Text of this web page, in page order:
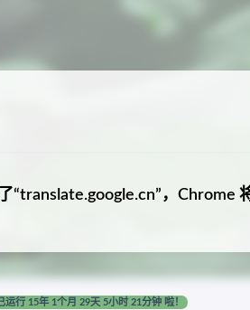
“translate.google.cn”，Chrome
运行 15年 1个月 29天 5小时 21分钟 啦！